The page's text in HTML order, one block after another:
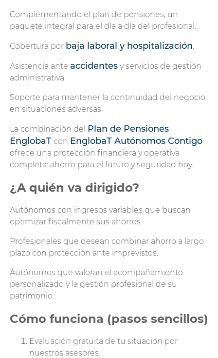
Complementando el plan de pensiones, un
paquete integral para el día a día del profesional:
Cobertura por baja laboral y hospitalización.
Asistencia ante accidentes y servicios de gestión
administrativa.
Soporte para mantener la continuidad del negocio
en situaciones adversas.
La combinación del Plan de Pensiones
EnglobaT con EnglobaT Autónomos Contigo
ofrece una protección financiera y operativa
completa: ahorro para el futuro y seguridad hoy.
¿A quién va dirigido?
Autónomos con ingresos variables que buscan
optimizar fiscalmente sus ahorros.
Profesionales que desean combinar ahorro a largo
plazo con protección ante imprevistos.
Autónomos que valoran el acompañamiento
personalizado y la gestión profesional de su
patrimonio.
Cómo funciona (pasos sencillos)
Evaluación gratuita de tu situación por
nuestros asesores.